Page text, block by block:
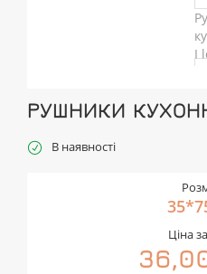
РУШНИКИ
В наявності
Ціна